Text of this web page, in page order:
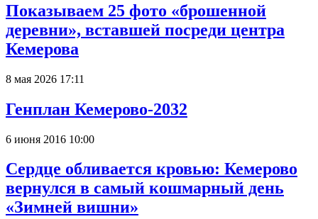
Показываем 25 фото «брошенной
деревни», вставшей посреди центра
Кемерова
8 мая 2026 17:11
Генплан Кемерово-2032
6 июня 2016 10:00
Сердце обливается кровью: Кемерово
вернулся в самый кошмарный день
«Зимней вишни»